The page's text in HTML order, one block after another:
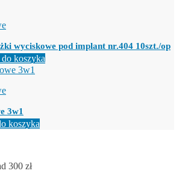
wyciskowe pod implant nr.404 10szt./op
koszyka
3w1
koszyka
300 zł